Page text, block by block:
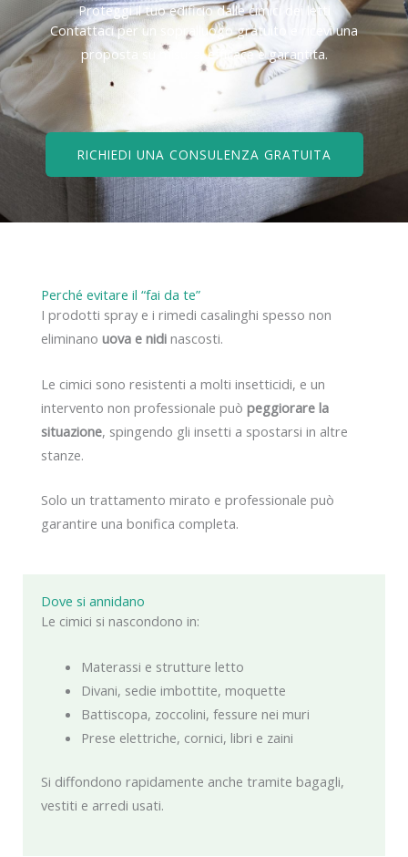
Proteggi il tuo edificio dalle cimici dei letti
Contattaci per un sopralluogo gratuito e ricevi una
proposta su misura, efficace e garantita.
RICHIEDI UNA CONSULENZA GRATUITA
Dove si annidano
Le cimici si nascondono in:
Materassi e strutture letto
Divani, sedie imbottite, moquette
Battiscopa, zoccolini, fessure nei muri
Prese elettriche, cornici, libri e zaini
Si diffondono rapidamente anche tramite bagagli,
vestiti e arredi usati.
Perché evitare il “fai da te”
I prodotti spray e i rimedi casalinghi spesso non
eliminano uova e nidi nascosti.
Le cimici sono resistenti a molti insetticidi, e un
intervento non professionale può peggiorare la
situazione, spingendo gli insetti a spostarsi in altre
stanze.
Solo un trattamento mirato e professionale può
garantire una bonifica completa.